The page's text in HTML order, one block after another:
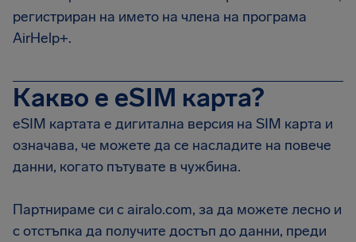
регистриран на името на члена на програма
AirHelp+.
Какво е eSIM карта?
eSIM картата е дигитална версия на SIM карта и
означава, че можете да се насладите на повече
данни, когато пътувате в чужбина.
Партнираме си с airalo.com, за да можете лесно и
с отстъпка да получите достъп до данни, преди